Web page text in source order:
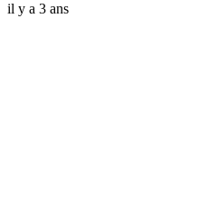
il y a 3 ans